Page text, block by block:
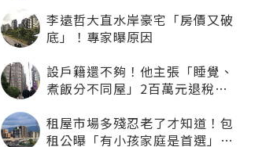
李遠哲大直水岸豪宅「房價又破
底」！專家曝原因
設戶籍還不夠！他主張「睡覺、
煮飯分不同屋」2百萬元退稅照
租屋市場多殘忍老了才知道！包
租公曝「有小孩家庭是首選」：